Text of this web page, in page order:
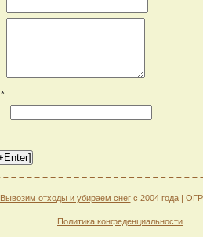
*
Вывозим отходы и убираем снегс 2004 года |
Политика конфеденциальности